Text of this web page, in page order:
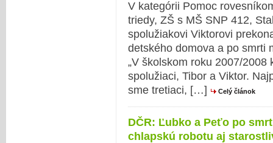
V kategórii Pomoc
triedy, ZŠ s MŠ SNP 412,
spolužiakovi Viktorovi
detského domova a po smrti
„V školskom roku 2007/
spolužiaci, Tibor a Viktor.
sme tretiaci, […]
Celý článok
DČR: Ľubko a Peťo po
chlapskú robotu aj